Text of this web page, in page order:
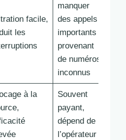
facile,
les
manquer
des appels
importants
provenant
de numéros
inconnus
à la
Souvent
payant,
dépend de
l’opérateur